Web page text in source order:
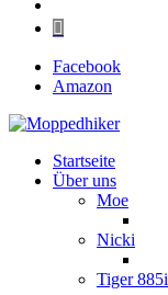
Facebook
Amazon
Startseite
Über uns
Moe
Nicki
Tiger 885i